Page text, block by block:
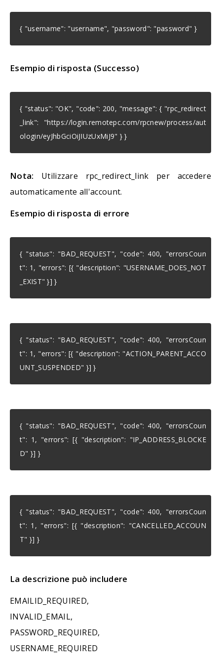
{ "username": "username", "password": "password" }
Esempio di risposta (Successo)
{ "status": "OK", "code": 200, "message": { "rpc_redirect
_link": "https://login.remotepc.com/rpcnew/process/aut
ologin/eyJhbGciOiJIUzUxMiJ9" } }
Nota: Utilizzare rpc_redirect_link per accedere
automaticamente all'account.
Esempio di risposta di errore
{ "status": "BAD_REQUEST", "code": 400, "errorsCoun
t": 1, "errors": [{ "description": "USERNAME_DOES_NOT
_EXIST" }] }
{ "status": "BAD_REQUEST", "code": 400, "errorsCoun
t": 1, "errors": [{ "description": "ACTION_PARENT_ACCO
UNT_SUSPENDED" }] }
{ "status": "BAD_REQUEST", "code": 400, "errorsCoun
t": 1, "errors": [{ "description": "IP_ADDRESS_BLOCKE
D" }] }
{ "status": "BAD_REQUEST", "code": 400, "errorsCoun
t": 1, "errors": [{ "description": "CANCELLED_ACCOUN
T" }] }
La descrizione può includere
EMAILID_REQUIRED,
INVALID_EMAIL,
PASSWORD_REQUIRED,
USERNAME_REQUIRED